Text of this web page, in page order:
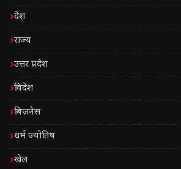
देश
राज्य
उत्तर प्रदेश
विदेश
बिज़नेस
धर्म ज्योतिष
खेल